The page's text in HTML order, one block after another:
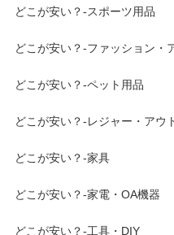
どこが安い？-スポーツ用品
どこが安い？-ファッション・
どこが安い？-ペット用品
どこが安い？-レジャー・アウ
どこが安い？-家具
どこが安い？-家電・OA機器
どこが安い？-工具・DIY